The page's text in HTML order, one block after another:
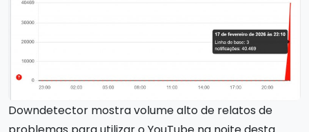
Downdetector mostra volume alto de relatos de